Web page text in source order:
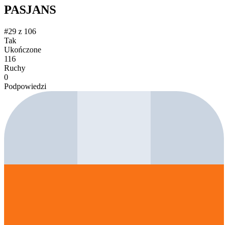
PASJANS
#29 z 106
Tak
Ukończone
116
Ruchy
0
Podpowiedzi